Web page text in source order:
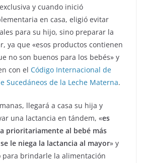
y cuando inició
en casa, eligió evitar
para su hijo, sino preparar la
ya que «esos productos contienen
no son buenos para los bebés» y
con el Código Internacional de
Sucedáneos de la Leche Materna.
llegará a casa su hija y
una lactancia en tándem, «es
prioritariamente al bebé más
le niega la lactancia al mayor» y
para brindarle la alimentación